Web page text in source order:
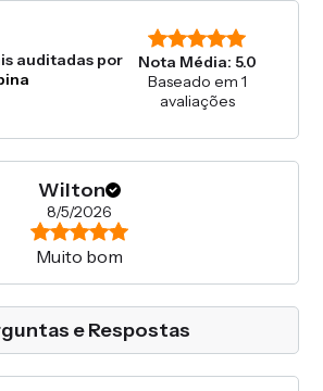
auditadas por
Nota Média: 5.0
Baseado em 1
avaliações
Wilton
8/5/2026
Muito bom
e Respostas